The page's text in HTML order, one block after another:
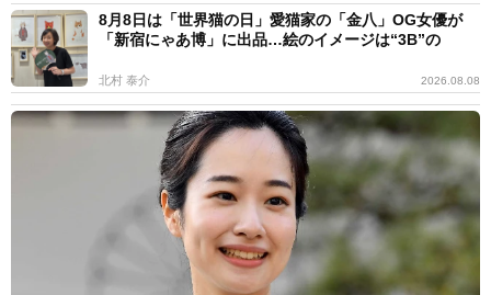
8月8日は「世界猫の日」愛猫家の「金八」OG女優が
「新宿にゃあ博」に出品…絵のイメージは“3B”の
北村 泰介 2026.08.08